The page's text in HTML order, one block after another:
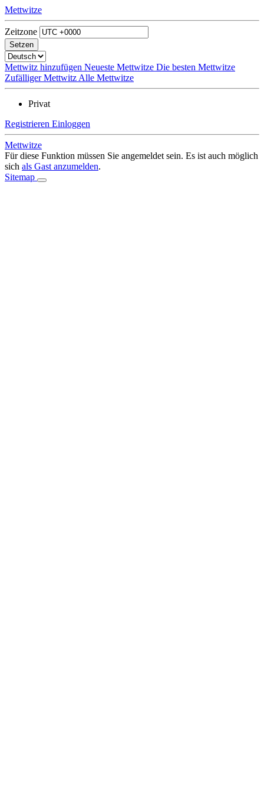
Mettwitze
Zeitzone
Mettwitz hinzufügen Neueste Mettwitze Die besten Mettwitze
Zufälliger Mettwitz Alle Mettwitze
Privat
Registrieren Einloggen
Mettwitze
Für diese Funktion müssen Sie angemeldet sein. Es ist auch möglich
sich als Gast anzumelden.
Sitemap